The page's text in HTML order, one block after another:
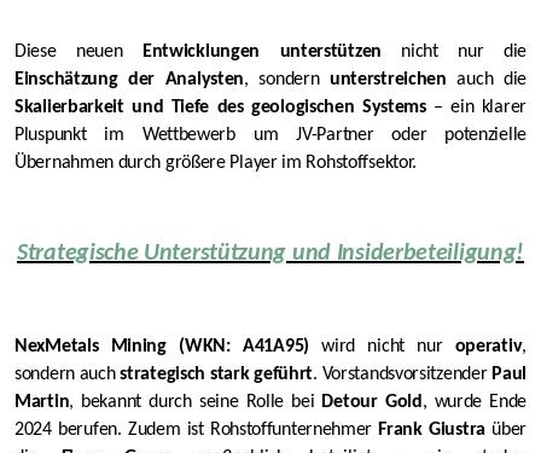
Diese neuen Entwicklungen unterstützen nicht nur die
Einschätzung der Analysten, sondern unterstreichen auch die
Skalierbarkeit und Tiefe des geologischen Systems– ein klarer
Pluspunkt im Wettbewerb um JV-Partner oder potenzielle
Übernahmen durch größere Player im Rohstoffsektor.
Strategische Unterstützung und Insiderbeteiligung!
NexMetals Mining (WKN: A41A95) wird nicht nur operativ,
sondern auchstrategisch stark geführt. Vorstandsvorsitzender Paul
Martin, bekannt durch seine Rolle bei Detour Gold , wurde Ende
2024 berufen. Zudem ist Rohstoffunternehmer Frank Giustra über